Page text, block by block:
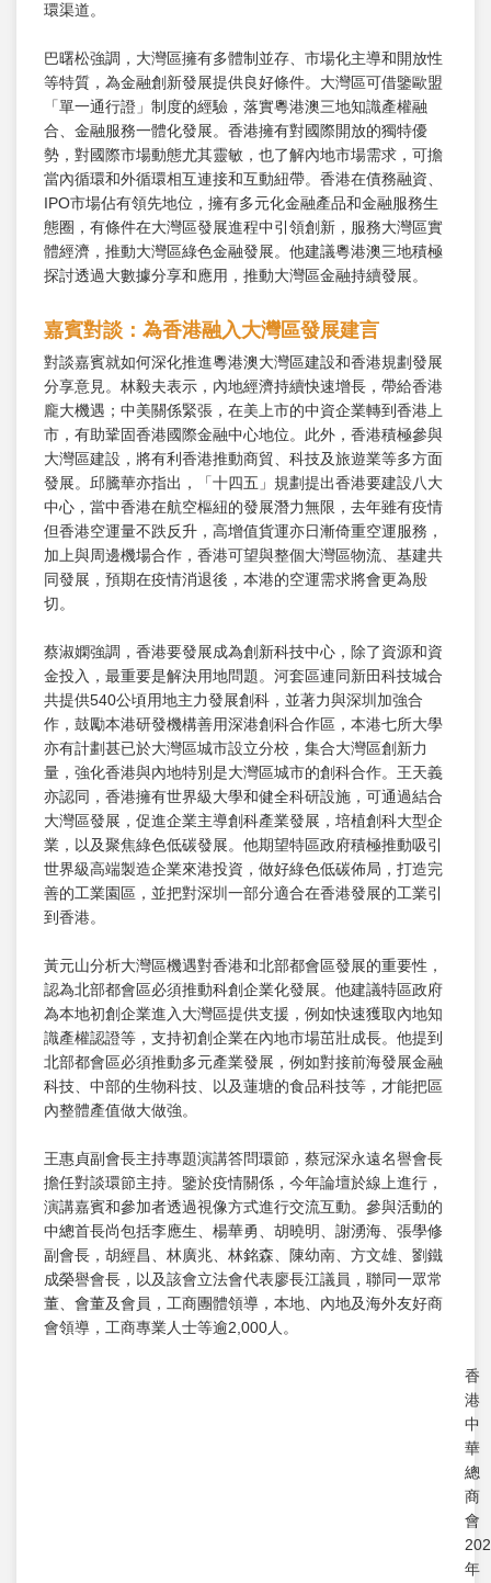
環渠道。
巴曙松強調，大灣區擁有多體制並存、市場化主導和開放性
等特質，為金融創新發展提供良好條件。大灣區可借鑒歐盟
「單一通行證」制度的經驗，落實粵港澳三地知識產權融
合、金融服務一體化發展。香港擁有對國際開放的獨特優
勢，對國際市場動態尤其靈敏，也了解內地市場需求，可擔
當內循環和外循環相互連接和互動紐帶。香港在債務融資、
IPO市場佔有領先地位，擁有多元化金融產品和金融服務生
態圈，有條件在大灣區發展進程中引領創新，服務大灣區實
體經濟，推動大灣區綠色金融發展。他建議粵港澳三地積極
探討透過大數據分享和應用，推動大灣區金融持續發展。
嘉賓對談：為香港融入大灣區發展建言
對談嘉賓就如何深化推進粵港澳大灣區建設和香港規劃發展
分享意見。林毅夫表示，內地經濟持續快速增長，帶給香港
龐大機遇；中美關係緊張，在美上市的中資企業轉到香港上
市，有助鞏固香港國際金融中心地位。此外，香港積極參與
大灣區建設，將有利香港推動商貿、科技及旅遊業等多方面
發展。邱騰華亦指出，「十四五」規劃提出香港要建設八大
中心，當中香港在航空樞紐的發展潛力無限，去年雖有疫情
但香港空運量不跌反升，高增值貨運亦日漸倚重空運服務，
加上與周邊機場合作，香港可望與整個大灣區物流、基建共
同發展，預期在疫情消退後，本港的空運需求將會更為殷
切。
蔡淑嫻強調，香港要發展成為創新科技中心，除了資源和資
金投入，最重要是解決用地問題。河套區連同新田科技城合
共提供540公頃用地主力發展創科，並著力與深圳加強合
作，鼓勵本港研發機構善用深港創科合作區，本港七所大學
亦有計劃甚已於大灣區城市設立分校，集合大灣區創新力
量，強化香港與內地特別是大灣區城市的創科合作。王天義
亦認同，香港擁有世界級大學和健全科研設施，可通過結合
大灣區發展，促進企業主導創科產業發展，培植創科大型企
業，以及聚焦綠色低碳發展。他期望特區政府積極推動吸引
世界級高端製造企業來港投資，做好綠色低碳佈局，打造完
善的工業園區，並把對深圳一部分適合在香港發展的工業引
到香港。
黃元山分析大灣區機遇對香港和北部都會區發展的重要性，
認為北部都會區必須推動科創企業化發展。他建議特區政府
為本地初創企業進入大灣區提供支援，例如快速獲取內地知
識產權認證等，支持初創企業在內地市場茁壯成長。他提到
北部都會區必須推動多元產業發展，例如對接前海發展金融
科技、中部的生物科技、以及蓮塘的食品科技等，才能把區
內整體產值做大做強。
王惠貞副會長主持專題演講答問環節，蔡冠深永遠名譽會長
擔任對談環節主持。鑒於疫情關係，今年論壇於線上進行，
演講嘉賓和參加者透過視像方式進行交流互動。參與活動的
中總首長尚包括李應生、楊華勇、胡曉明、謝湧海、張學修
副會長，胡經昌、林廣兆、林銘森、陳幼南、方文雄、劉鐵
成榮譽會長，以及該會立法會代表廖長江議員，聯同一眾常
董、會董及會員，工商團體領導，本地、內地及海外友好商
會領導，工商專業人士等逾2,000人。
香
港
中
華
總
商
會
年